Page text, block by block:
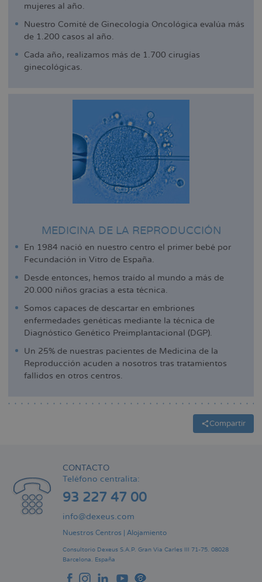
mujeres al año.
Nuestro Comité de Ginecología Oncológica evalúa más
de 1.200 casos al año.
Cada año, realizamos más de 1.700 cirugías
ginecológicas.
MEDICINA DE LA REPRODUCCIÓN
En 1984 nació en nuestro centro el primer bebé por
Fecundación in Vitro de España.
Desde entonces, hemos traído al mundo a más de
20.000 niños gracias a esta técnica.
Somos capaces de descartar en embriones
enfermedades genéticas mediante la técnica de
Diagnóstico Genético Preimplantacional (DGP).
Un 25% de nuestras pacientes de Medicina de la
Reproducción acuden a nosotros tras tratamientos
fallidos en otros centros.
Compartir
CONTACTO
Teléfono centralita:
93 227 47 00
info@dexeus.com
Nuestros Centros Alojamiento
Consultorio Dexeus S.A.P. Gran Via Carles III 71-75. 08028
Barcelona. España